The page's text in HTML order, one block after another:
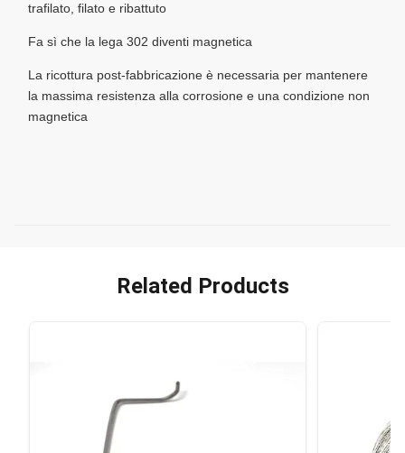
trafilato, filato e ribattuto
Fa sì che la lega 302 diventi magnetica
La ricottura post-fabbricazione è necessaria per mantenere
la massima resistenza alla corrosione e una condizione non
magnetica
Related Products